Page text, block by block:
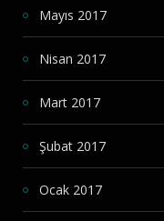
Mayıs 2017
Nisan 2017
Mart 2017
Şubat 2017
Ocak 2017